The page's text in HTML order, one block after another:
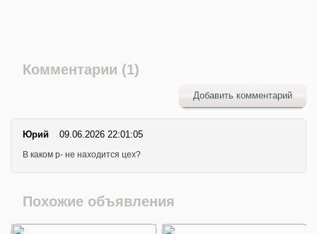
Комментарии (1)
Добавить комментарий
Юрий 09.06.2026 22:01:05
В каком р- не находится цех?
Похожие объявления